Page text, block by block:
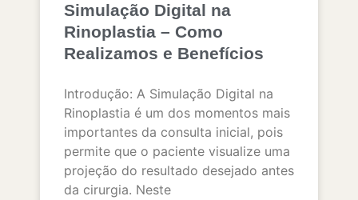
Simulação Digital na
Rinoplastia – Como
Realizamos e Benefícios
Introdução: A Simulação Digital na
Rinoplastia é um dos momentos mais
importantes da consulta inicial, pois
permite que o paciente visualize uma
projeção do resultado desejado antes
da cirurgia. Neste